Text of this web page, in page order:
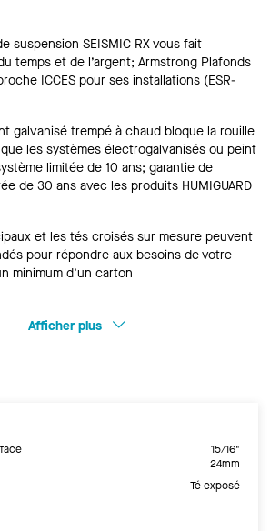
suspension SEISMIC RX vous fait
temps et de l’argent; Armstrong Plafonds
ICCES pour ses installations (ESR-
galvanisé trempé à chaud bloque la rouille
les systèmes électrogalvanisés ou peint
limitée de 10 ans; garantie de
de 30 ans avec les produits HUMIGUARD
et les tés croisés sur mesure peuvent
pour répondre aux besoins de votre
minimum d’un carton
Afficher plus
15/16"
24mm
Té exposé